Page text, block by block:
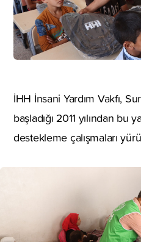
İHH İnsani Yardım Vakfı,
başladığı 2011 yılından
destekleme çalışmaları